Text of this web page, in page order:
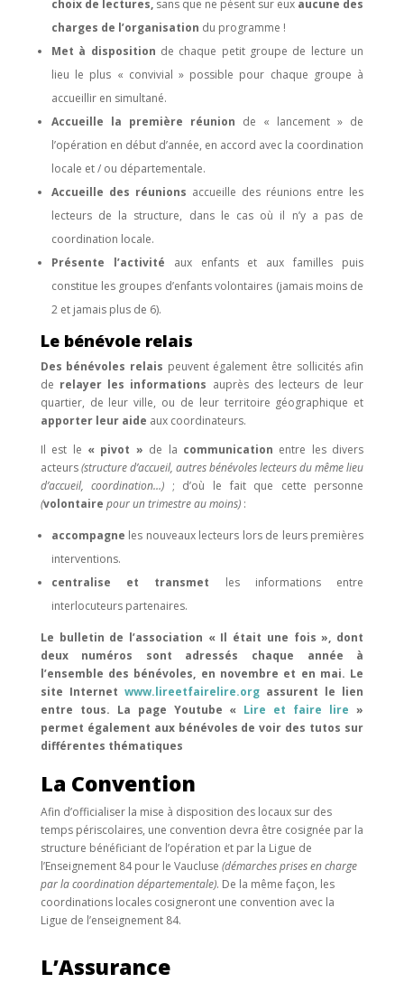
choix de lectures,sans que ne pèsent sur eux aucune des
charges de l’organisation du programme !
Met à disposition de chaque petit groupe de lecture un
lieu le plus « convivial » possible pour chaque groupe à
accueillir en simultané.
Accueille la première réunion de « lancement » de
l’opération en début d’année, en accord avec la coordination
locale et / ou départementale.
Accueille des réunions accueille des réunions entre les
lecteurs de la structure, dans le cas où il n’y a pas de
coordination locale.
Présente l’activité aux enfants et aux familles puis
constitue les groupes d’enfants volontaires (jamais moins de
2 et jamais plus de 6).
Le bénévole relais
Des bénévoles relais peuvent également être sollicités afin
de relayer les informations auprès des lecteurs de leur
quartier, de leur ville, ou de leur territoire géographique et
apporter leur aide aux coordinateurs.
Il est le « pivot » de la communication entre les divers
acteurs(structure d’accueil, autres bénévoles lecteurs du même lieu
d’accueil, coordination…) ; d’où le fait que cette personne
(volontaire pour un trimestre au moins):
accompagne les nouveaux lecteurs lors de leurs premières
interventions.
centralise et transmet les informations entre
interlocuteurs partenaires.
Le bulletin de l’association « Il était une fois », dont
deux numéros sont adressés chaque année à
l’ensemble des bénévoles, en novembre et en mai. Le
site Internet www.lireetfairelire.orgassurent le lien
entre tous. La page Youtube « Lire et faire lire »
permet également aux bénévoles de voir des tutos sur
différentes thématiques
La Convention
Afin d’officialiser la mise à disposition des locaux sur des
temps périscolaires, une convention devra être cosignée par la
structure bénéficiant de l’opération et par la Ligue de
l’Enseignement 84 pour le Vaucluse (démarches prises en charge
par la coordination départementale). De la même façon, les
coordinations locales cosigneront une convention avec la
Ligue de l’enseignement 84.
L’Assurance